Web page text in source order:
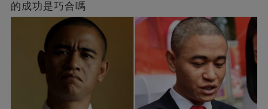
的成功是巧合嗎